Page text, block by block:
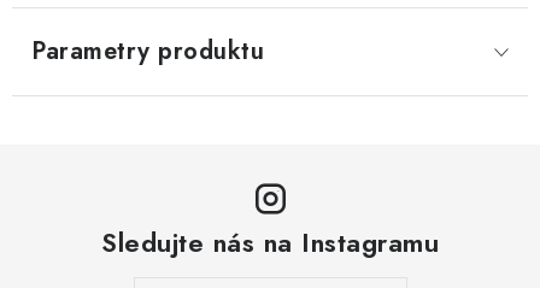
Parametry produktu
Sledujte nás na Instagramu